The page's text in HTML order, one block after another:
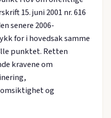
15. juni 2001 nr. 616
senere 2006-
for i hovedsak samme
punktet. Retten
kravene om
og